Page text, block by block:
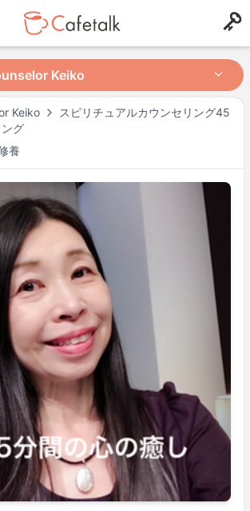
Keiko
スピリチュアルカウンセリング45
グ
養
Keiko
Counselor Keiko
住在
511
週一 20:00 –
週四
10:30 –
週五
20:00 –
週日
10:30 – 15:00
預約時確認。
講師檔案